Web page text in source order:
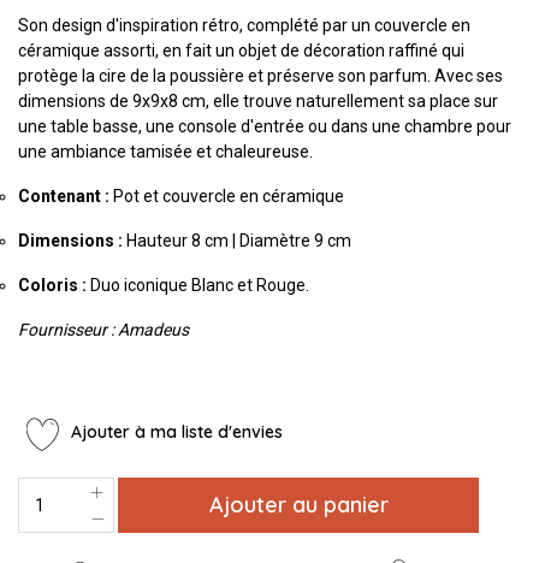
Son design d'inspiration rétro, complété par un couvercle en
céramique assorti, en fait un objet de décoration raffiné qui
protège la cire de la poussière et préserve son parfum. Avec ses
dimensions de 9x9x8 cm, elle trouve naturellement sa place sur
une table basse, une console d'entrée ou dans une chambre pour
une ambiance tamisée et chaleureuse.
Contenant : Pot et couvercle en céramique
Dimensions : Hauteur 8 cm | Diamètre 9 cm
Coloris : Duo iconique Blanc et Rouge.
Fournisseur : Amadeus
Ajouter à ma liste d'envies
Ajouter au panier